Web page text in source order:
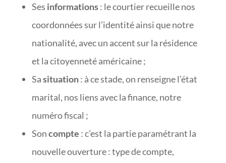
Ses informations: le courtier recueille nos
coordonnées sur l’identité ainsi que notre
nationalité, avec un accent sur la résidence
et la citoyenneté américaine ;
Sasituation: à ce stade, on renseigne l’état
marital, nos liens avec la finance, notre
numéro fiscal ;
Soncompte : c’est la partie paramétrant la
nouvelle ouverture : type de compte,